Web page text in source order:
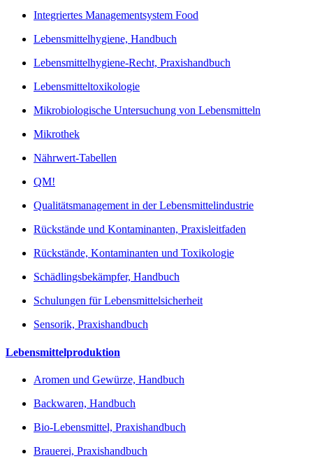
Integriertes Managementsystem Food
Lebensmittelhygiene, Handbuch
Lebensmittelhygiene-Recht, Praxishandbuch
Lebensmitteltoxikologie
Mikrobiologische Untersuchung von Lebensmitteln
Mikrothek
Nährwert-Tabellen
QM!
Qualitätsmanagement in der Lebensmittelindustrie
Rückstände und Kontaminanten, Praxisleitfaden
Rückstände, Kontaminanten und Toxikologie
Schädlingsbekämpfer, Handbuch
Schulungen für Lebensmittelsicherheit
Sensorik, Praxishandbuch
Lebensmittelproduktion
Aromen und Gewürze, Handbuch
Backwaren, Handbuch
Bio-Lebensmittel, Praxishandbuch
Brauerei, Praxishandbuch